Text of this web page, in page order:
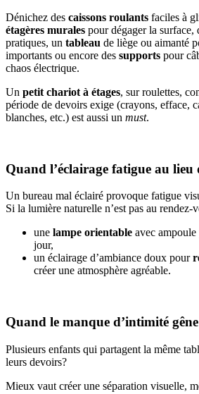
Dénichez des caissons roulants faciles à
étagères murales pour dégager la surface,
pratiques, un tableau de liège ou aimanté
importants ou encore des supports pour
chaos électrique.
Un petit chariot à étages, sur roulettes,
période de devoirs exige (crayons, efface,
blanches, etc.) est aussi un must.
Quand l’éclairage fatigue au lieu
Un bureau mal éclairé provoque fatigue
Si la lumière naturelle n’est pas au rendez-
une lampe orientable avec
jour,
un éclairage d’ambiance doux pour
créer une atmosphère agréable.
Quand le manque d’intimité
Plusieurs enfants qui partagent la même
leurs devoirs?
Mieux vaut créer une séparation visuelle,